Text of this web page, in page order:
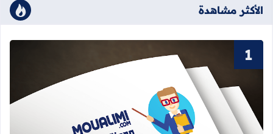
الأكثر مشاهدة
قراءة المزيد عن سور القرآن